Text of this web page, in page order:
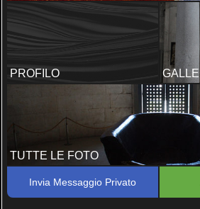
PROFILO
TUTTE LE FOTO
Invia Messaggio Privato